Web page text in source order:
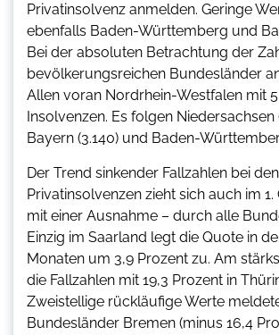
Privatinsolvenz anmelden. Geringe
ebenfalls Baden-Württemberg und
Bei der absoluten Betrachtung der
bevölkerungsreichen Bundesländer
Allen voran Nordrhein-Westfalen mit
Insolvenzen. Es folgen Niedersachsen
Bayern (3.140) und Baden-
Der Trend sinkender Fallzahlen bei den
Privatinsolvenzen zieht sich auch im 1.
mit einer Ausnahme – durch alle
Einzig im Saarland legt die Quote in
Monaten um 3,9 Prozent zu. Am
die Fallzahlen mit 19,3 Prozent in
Zweistellige rückläufige Werte
Bundesländer Bremen (minus 16,4